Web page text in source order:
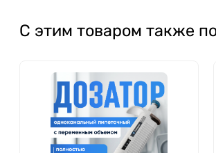
С этим товаром также